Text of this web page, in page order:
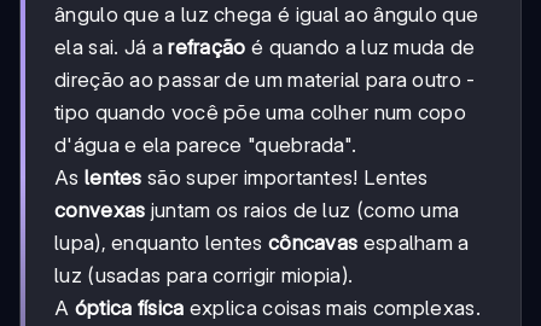
ângulo que a luz chega é igual ao ângulo que
ela sai. Já arefração é quando a luz muda de
direção ao passar de um material para outro -
tipo quando você põe uma colher num copo
d'água e ela parece "quebrada".
As lentes são super importantes! Lentes
convexas juntam os raios de luz (como uma
lupa), enquanto lentes côncavas espalham a
luz (usadas para corrigir miopia).
A óptica física explica coisas mais complexas.